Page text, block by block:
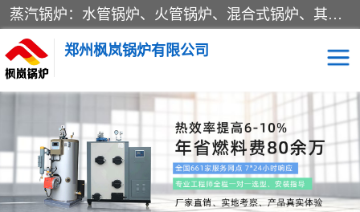
蒸汽锅炉：水管锅炉、火管锅炉、混合式锅炉、其他蒸汽锅炉； 热水锅炉：家用型集中供暖用热水锅炉、其他热水锅炉； 有机热载体锅炉； 船用蒸汽锅炉； （锅炉用辅助设备及装置）蒸汽冷凝器：表面冷凝器、混合式冷凝器、空冷式冷凝器、其他蒸汽冷凝器； 锅炉用辅助设备：节热器、蒸汽收集器、蓄能器、烟垢清除器、气体回收器、泥渣刮除器、空气预热器、其他锅炉用辅助设备；
郑州枫岚锅炉有限公司